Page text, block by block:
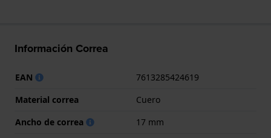
Información Correa
EAN
7613285424619
Material correa
Cuero
Ancho de correa
17 mm